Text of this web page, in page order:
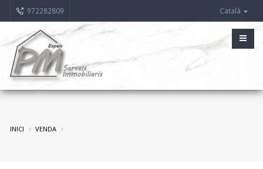
972282809 Català
INICI VENDA